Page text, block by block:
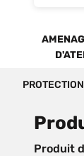
Produit